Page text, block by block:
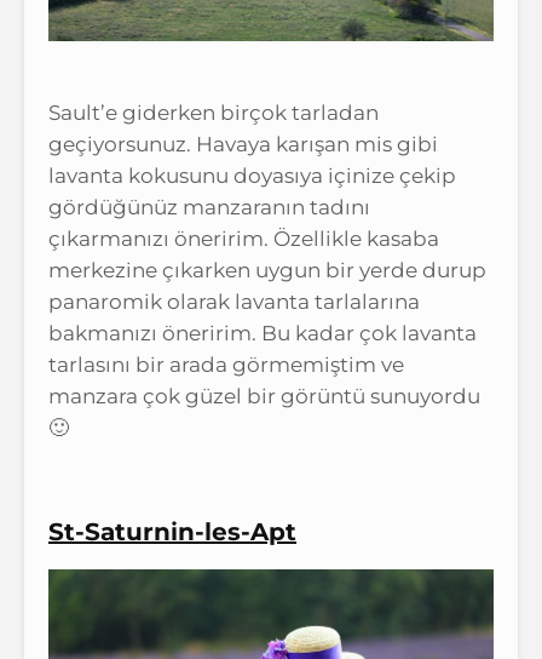
Sault’e giderken birçok tarladan
geçiyorsunuz. Havaya karışan mis gibi
lavanta kokusunu doyasıya içinize çekip
gördüğünüz manzaranın tadını
çıkarmanızı öneririm. Özellikle kasaba
merkezine çıkarken uygun bir yerde durup
panaromik olarak lavanta tarlalarına
bakmanızı öneririm. Bu kadar çok lavanta
tarlasını bir arada görmemiştim ve
manzara çok güzel bir görüntü sunuyordu
🙂
St-Saturnin-les-Apt